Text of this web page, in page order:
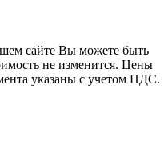
сайте Вы можете быть
не изменится. Цены
указаны с учетом НДС.